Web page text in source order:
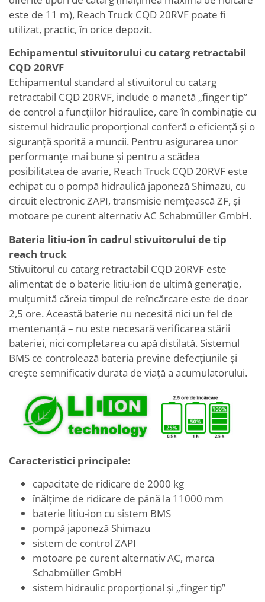
este de 11 m), Reach Truck CQD 20RVF poate fi
utilizat, practic, în orice depozit.
Echipamentul stivuitorului cu catarg retractabil
CQD 20RVF
Echipamentul standard al stivuitorul cu catarg
retractabil CQD 20RVF, include o manetă „finger tip”
de control a funcțiilor hidraulice, care în combinație cu
sistemul hidraulic proporțional conferă o eficiență și o
siguranță sporită a muncii. Pentru asigurarea unor
performanțe mai bune și pentru a scădea
posibilitatea de avarie, Reach Truck CQD 20RVF este
echipat cu o pompă hidraulică japoneză Shimazu, cu
circuit electronic ZAPI, transmisie nemțească ZF, și
motoare pe curent alternativ AC Schabmüller GmbH.
Bateria litiu-ion în cadrul stivuitorului de tip
reach truck
Stivuitorul cu catarg retractabil CQD 20RVF este
alimentat de o baterie litiu-ion de ultimă generație,
mulțumită căreia timpul de reîncărcare este de doar
2,5 ore. Această baterie nu necesită nici un fel de
mentenanță – nu este necesară verificarea stării
bateriei, nici completarea cu apă distilată. Sistemul
BMS ce controlează bateria previne defecțiunile și
crește semnificativ durata de viață a acumulatorului.
Caracteristici principale:
capacitate de ridicare de 2000 kg
înălțime de ridicare de până la 11000 mm
baterie litiu-ion cu sistem BMS
pompă japoneză Shimazu
sistem de control ZAPI
motoare pe curent alternativ AC, marca
Schabmüller GmbH
sistem hidraulic proporțional și „finger tip”